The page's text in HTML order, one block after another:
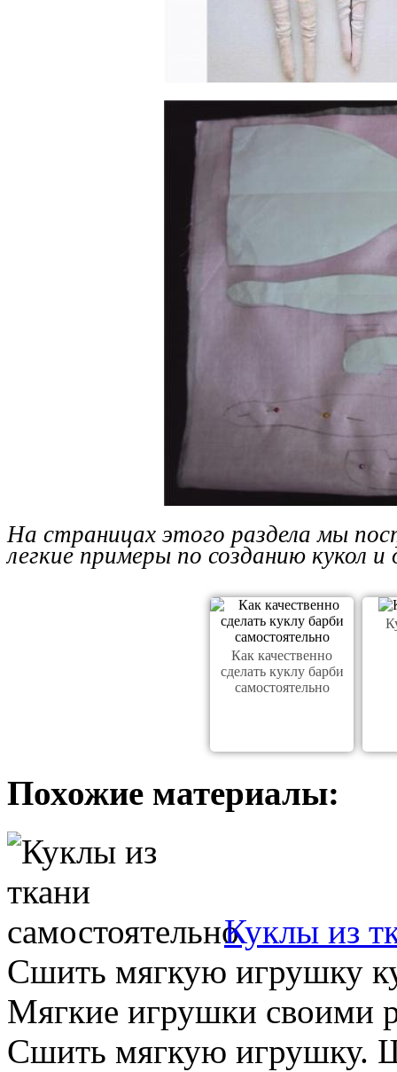
На страницах этого раздела мы
легкие примеры по созданию кукол
Как качественно
сделать куклу барби
самостоятельно
Похожие материалы:
Куклы из
Сшить мягкую игрушку
Мягкие игрушки своими
Сшить мягкую игрушку.